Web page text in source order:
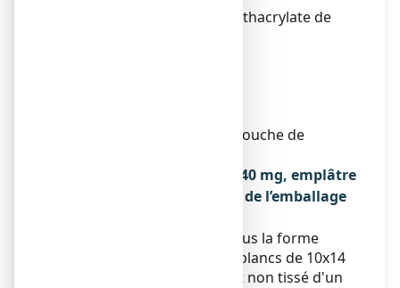
Copolymère basique de méthacrylate de
Papier enduit d'une monocouche de
Qu’est-ce que ANTALCALM 140 mg, emplâtre
médicamenteux et contenu de l’emballage
ANTALCALM se présente sous la forme
d'emplâtres auto-adhésifs blancs de 10x14
cm constitués d’un support non tissé d'un